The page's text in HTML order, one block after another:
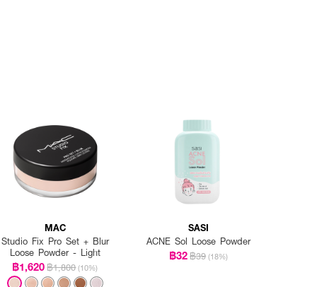
MAC
Studio Fix Pro Set + Blur
Loose Powder - Light
฿1,620฿1,800 (10%)
SASI
ACNE Sol Loose Powder
฿32฿39 (18%)